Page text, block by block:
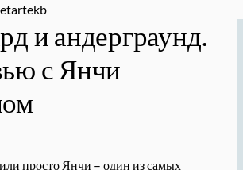
и андерграунд.
с Янчи
просто Янчи – один из самых